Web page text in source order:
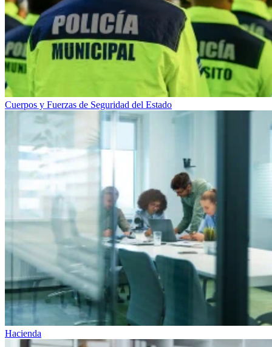
Cuerpos y Fuerzas de Seguridad del Estado
Hacienda